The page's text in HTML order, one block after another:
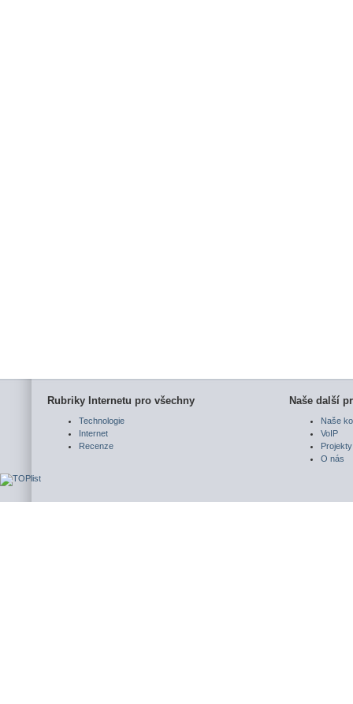
Rubriky Internetu pro všechny
Technologie
Internet
Recenze
Naše další
Naše
VoIP
Projekty
O nás